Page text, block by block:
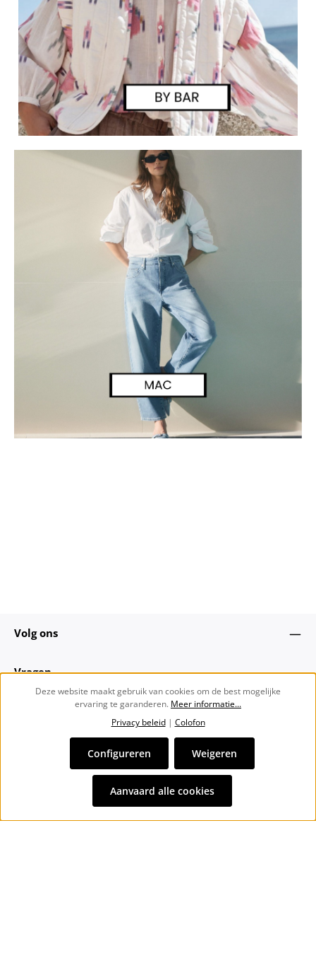
Volg ons
Vragen
Alle prijzen incl. btw plusverzendkosten
bezorgkosten, indien niet anders vermeld.
Deze website maakt gebruik van cookies om de best mogelijke
ervaring te garanderen. Meer informatie...
Privacy beleid| Colofon
Weigeren
Configureren
Aanvaard alle cookies